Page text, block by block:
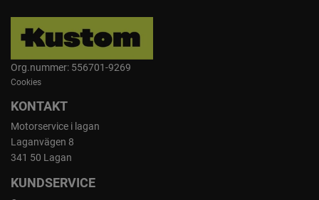
Org.nummer: 556701-9269
Cookies
KONTAKT
Motorservice i lagan
Laganvägen 8
341 50 Lagan
KUNDSERVICE